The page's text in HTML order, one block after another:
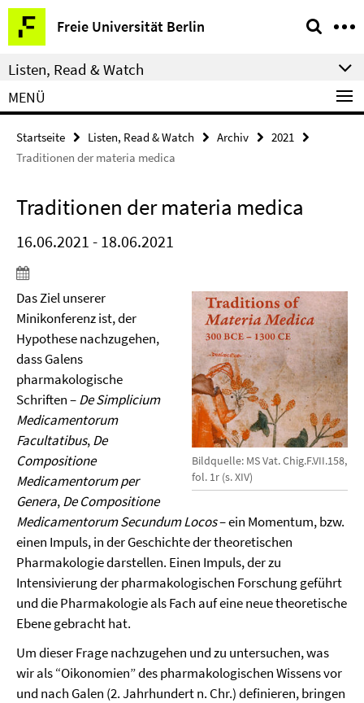
Springe
direkt
zu
Inhalt
Freie Universität Berlin
Service-
Navigation
Listen, Read & Watch
MENÜ
Startseite Listen, Read & Watch Archiv
2021
Traditionen der materia medica
Traditionen der materia medica
16.06.2021 - 18.06.2021
Bildquelle: MS Vat. Chig.F.VII.158,
fol. 1r (s. XIV)
Das Ziel unserer
Minikonferenz ist, der
Hypothese nachzugehen,
dass Galens
pharmakologische
Schriften –De Simplicium
Medicamentorum
Facultatibus,De
Compositione
Medicamentorum per
Genera,De Compositione
Medicamentorum Secundum Locos– ein Momentum, bzw.
einen Impuls, in der Geschichte der theoretischen
Pharmakologie darstellen. Einen Impuls, der zu
Intensivierung der pharmakologischen Forschung geführt
und die Pharmakologie als Fach auf eine neue theoretische
Ebene gebracht hat.
Um dieser Frage nachzugehen und zu untersuchen, was
wir als “Oikonomien” des pharmakologischen Wissens vor
und nach Galen (2. Jahrhundert n. Chr.) definieren, bringen